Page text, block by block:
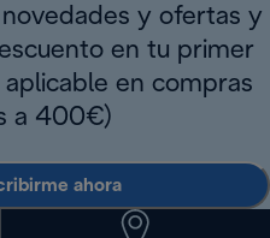
y ofertas y
en tu primer
en compras
a 400€)
ahora